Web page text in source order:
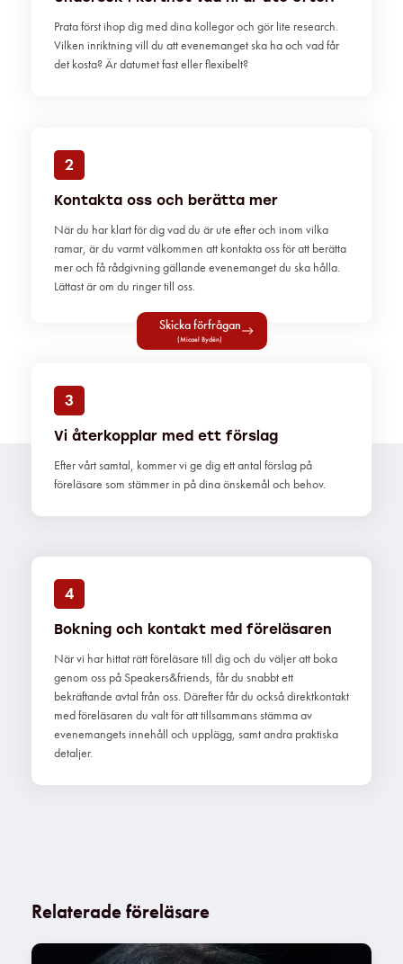
Prata först ihop dig med dina kollegor och gör lite research.
Vilken inriktning vill du att evenemanget ska ha och vad får
det kosta? Är datumet fast eller flexibelt?
2
Kontakta oss och berätta mer
När du har klart för dig vad du är ute efter och inom vilka
ramar, är du varmt välkommen att kontakta oss för att berätta
mer och få rådgivning gällande evenemanget du ska hålla.
Lättast är om du ringer till oss.
Skicka förfrågan
(Micael Bydén)
3
Vi återkopplar med ett förslag
Efter vårt samtal, kommer vi ge dig ett antal förslag på
föreläsare som stämmer in på dina önskemål och behov.
4
Bokning och kontakt med föreläsaren
När vi har hittat rätt föreläsare till dig och du väljer att boka
genom oss på Speakers&friends, får du snabbt ett
bekräftande avtal från oss. Därefter får du också direktkontakt
med föreläsaren du valt för att tillsammans stämma av
evenemangets innehåll och upplägg, samt andra praktiska
detaljer.
Relaterade föreläsare